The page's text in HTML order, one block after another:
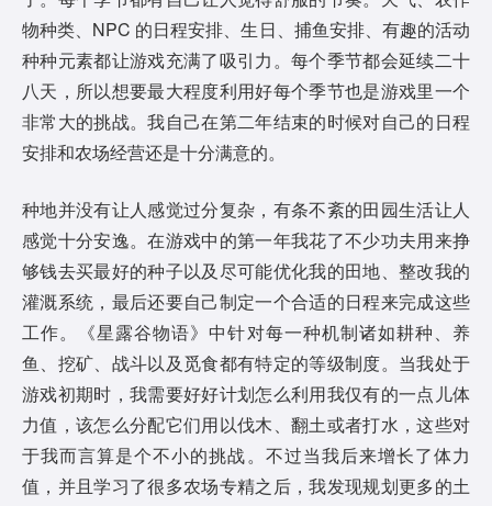
物种类、NPC 的日程安排、生日、捕鱼安排、有趣的活动
种种元素都让游戏充满了吸引力。每个季节都会延续二十
八天，所以想要最大程度利用好每个季节也是游戏里一个
非常大的挑战。我自己在第二年结束的时候对自己的日程
安排和农场经营还是十分满意的。
种地并没有让人感觉过分复杂，有条不紊的田园生活让人
感觉十分安逸。在游戏中的第一年我花了不少功夫用来挣
够钱去买最好的种子以及尽可能优化我的田地、整改我的
灌溉系统，最后还要自己制定一个合适的日程来完成这些
工作。《星露谷物语》中针对每一种机制诸如耕种、养
鱼、挖矿、战斗以及觅食都有特定的等级制度。当我处于
游戏初期时，我需要好好计划怎么利用我仅有的一点儿体
力值，该怎么分配它们用以伐木、翻土或者打水，这些对
于我而言算是个不小的挑战。不过当我后来增长了体力
值，并且学习了很多农场专精之后，我发现规划更多的土